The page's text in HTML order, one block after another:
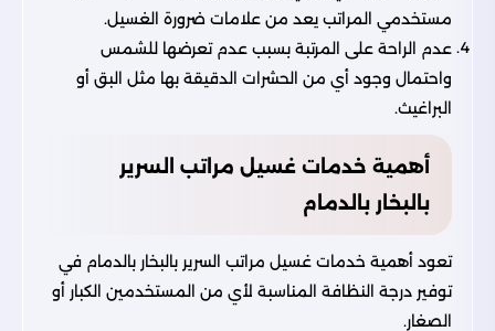
مستخدمي المراتب يعد من علامات ضرورة الغسيل.
عدم الراحة على المرتبة بسبب عدم تعرضها للشمس
واحتمال وجود أي من الحشرات الدقيقة بها مثل البق أو
البراغيث.
أهمية خدمات غسيل مراتب السرير
بالبخار بالدمام
تعود أهمية خدمات غسيل مراتب السرير بالبخار بالدمام في
توفير درجة النظافة المناسبة لأي من المستخدمين الكبار أو
الصغار.